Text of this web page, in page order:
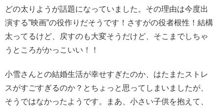
どの太りようが話題になっていました。 その理由は今度出
演する”映画”の役作りだそうです！ さすがの役者根性！結構
太ってるけど、戻すのも大変そうだけど、そこまでしちゃ
うところがかっこいい！！
小雪さんとの結婚生活が幸せすぎたのか、はたまたストレ
スがすごすぎるのか？とちょっと思ってしまいましたが、
そうではなかったようです。まあ、小さい子供を抱えて、